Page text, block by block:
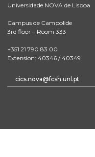
Universidade NOVA de Lisboa
Campus de Campolide
3rd floor – Room 333
+351 21 790 83 00
Extension: 40346 / 40349
cics.nova@fcsh.unl.pt